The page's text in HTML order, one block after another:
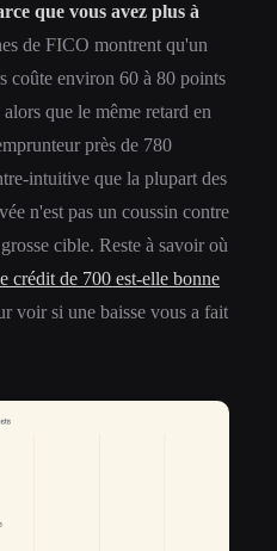
que vous avez plus à
de FICO montrent qu'un
coûte environ 60 à 80 points
que le même retard en
près de 780
intuitive que la plupart des
n'est pas un coussin contre
cible. Reste à savoir où
crédit de 700 est-elle bonne
voir si une baisse vous a fait